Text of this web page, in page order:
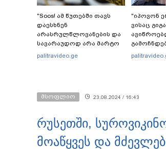
"Soos! ამ წუთებში თავს
დაესხნენ
არასრულწლოვანების და
სავარაუდოდ არა მარტო
არასრულწლოვანების
palitravideo.ge
"იპოვონ
ვისაც
მსოფლიო 23.08.2024 / 16:43
რუსეთში,
მოაწყვეს და